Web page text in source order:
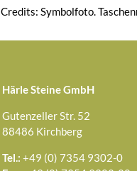
Credits: Symbolfoto.
Härle Steine GmbH
Gutenzeller Str. 52
88486 Kirchberg
Tel.: +49 (0) 7354 9302-0